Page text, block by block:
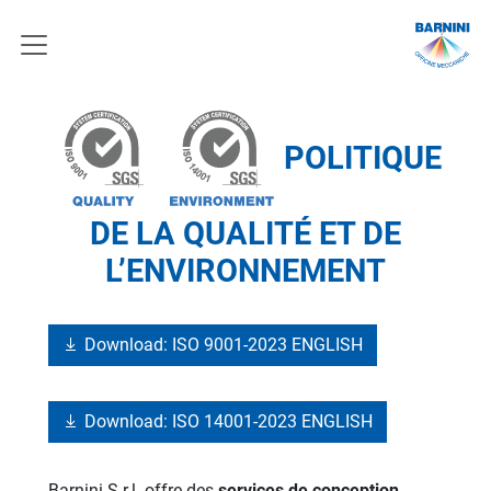
POLITIQUE
DE LA QUALITÉ ET DE
L’ENVIRONNEMENT
Download: ISO 9001-2023 ENGLISH
Download: ISO 14001-2023 ENGLISH